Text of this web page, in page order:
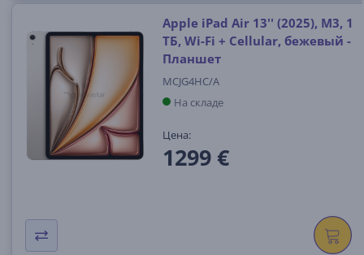
Apple iPad Air 13'' (2025), M3, 1
ТБ, Wi-Fi + Cellular, бежевый -
Планшет
MCJG4HC/A
На складе
Цена:
1299 €